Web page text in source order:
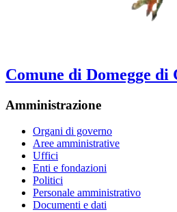
Comune di Domegge di
Amministrazione
Organi di governo
Aree amministrative
Uffici
Enti e fondazioni
Politici
Personale amministrativo
Documenti e dati